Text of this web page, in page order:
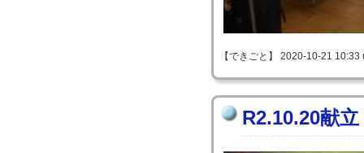
【できごと】 2020-10-21
R2.10.20献立